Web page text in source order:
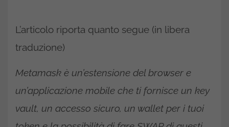
L’articolo riporta quanto segue (in libera
traduzione)
Metamask è un’estensione del browser e
un’applicazione mobile che ti fornisce un key
vault, un accesso sicuro, un wallet per i tuoi